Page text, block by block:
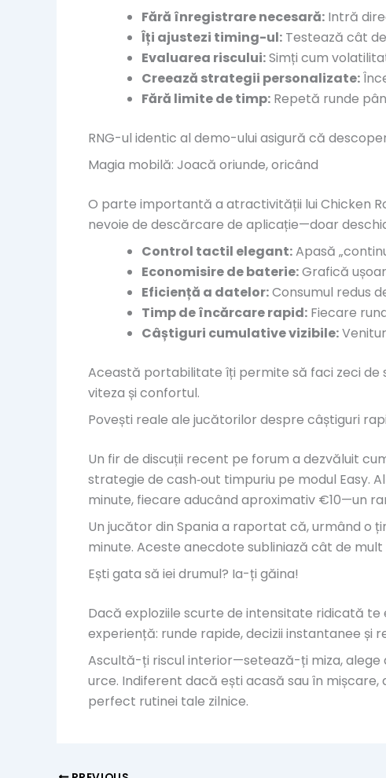
Fără înregistrare necesară: Intră
Îți ajustezi timing-ul: Testează cât
Evaluarea riscului:Simți cum
Creează strategii personalizate:
Fără limite de timp: Repetă runde
RNG-ul identic al demo-ului asigură că
Magia mobilă: Joacă oriunde, oricând
O parte importantă a atractivității lui Chicken
nevoie de descărcare de aplicație—doar
Control tactil elegant:Apasă
Economisire de baterie:Grafică
Eficiență a datelor:Consumul redus
Timp de încărcare rapid: Fiecare
Câștiguri cumulative vizibile:
Această portabilitate îți permite să faci zeci
viteza și confortul.
Povești reale ale jucătorilor despre câștiguri
Un fir de discuții recent pe forum a dezvăluit
strategie de cash‑out timpuriu pe modul Easy.
minute, fiecare aducând aproximativ €10—un
Un jucător din Spania a raportat că, urmând o
minute. Aceste anecdote subliniază cât de
Ești gata să iei drumul? Ia-ți găina!
Dacă exploziile scurte de intensitate ridicată
experiență: runde rapide, decizii instantanee
Ascultă-ți riscul interior—setează-ți miza,
urce. Indiferent dacă ești acasă sau în
perfect rutinei tale zilnice.